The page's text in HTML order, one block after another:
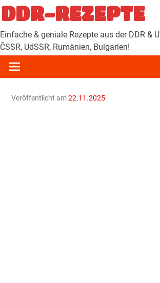
Zum
Inhalt
springen
DDR-REZEPTE
Einfache & geniale Rezepte aus der DDR &
ČSSR, UdSSR, Rumänien, Bulgarien!
Veröffentlicht am22.11.2025